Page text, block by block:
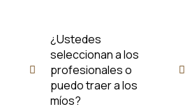
¿Ustedes
seleccionan a los
profesionales o
puedo traer a los
míos?